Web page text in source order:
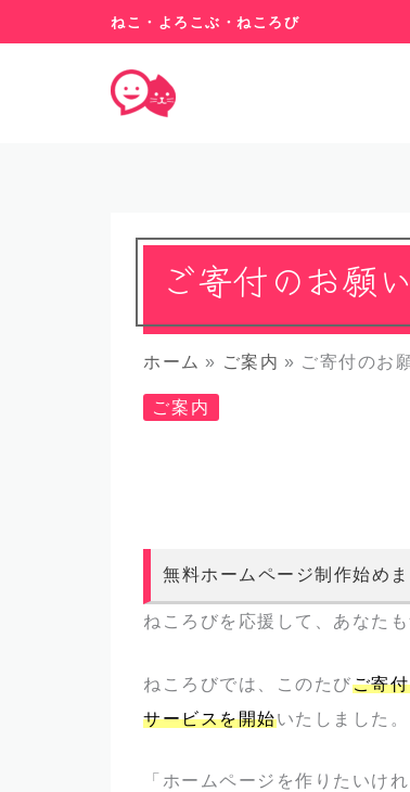
ねこ・よろこぶ・ねころび
ご寄付のお願
ホーム ご案内 ご寄付のお
ご案内
無料ホームページ制作始めま
ねころびを応援して、あなた
ねころびでは、このたびご寄
サービスを開始いたしました。
「ホームページを作りたいけ